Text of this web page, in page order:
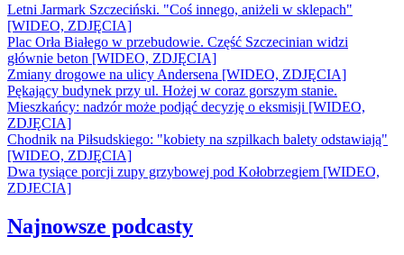
Letni Jarmark Szczeciński. "Coś innego, aniżeli w sklepach"
[WIDEO, ZDJĘCIA]
Plac Orła Białego w przebudowie. Część Szczecinian widzi
głównie beton [WIDEO, ZDJĘCIA]
Zmiany drogowe na ulicy Andersena [WIDEO, ZDJĘCIA]
Pękający budynek przy ul. Hożej w coraz gorszym stanie.
Mieszkańcy: nadzór może podjąć decyzję o eksmisji [WIDEO,
ZDJĘCIA]
Chodnik na Piłsudskiego: "kobiety na szpilkach balety odstawiają"
[WIDEO, ZDJĘCIA]
Dwa tysiące porcji zupy grzybowej pod Kołobrzegiem [WIDEO,
ZDJECIA]
Najnowsze podcasty